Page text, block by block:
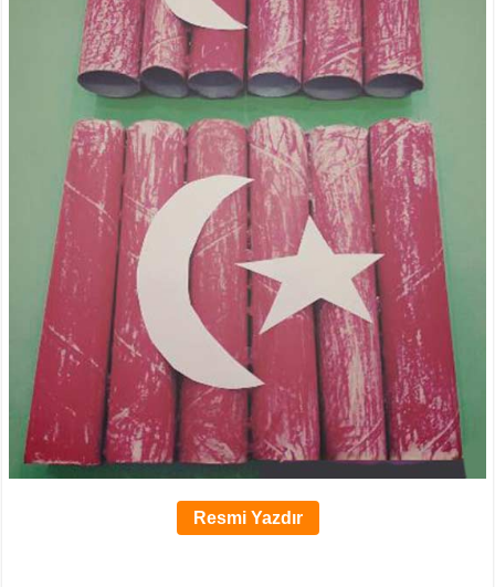
Resmi Yazdır